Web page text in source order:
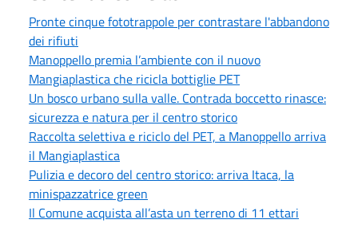
Pronte cinque fototrappole per contrastare l'abbandono
dei rifiuti
Manoppello premia l’ambiente con il nuovo
Mangiaplastica che ricicla bottiglie PET
Un bosco urbano sulla valle. Contrada boccetto rinasce:
sicurezza e natura per il centro storico
Raccolta selettiva e riciclo del PET, a Manoppello arriva
il Mangiaplastica
Pulizia e decoro del centro storico: arriva Itaca, la
minispazzatrice green
Il Comune acquista all’asta un terreno di 11 ettari